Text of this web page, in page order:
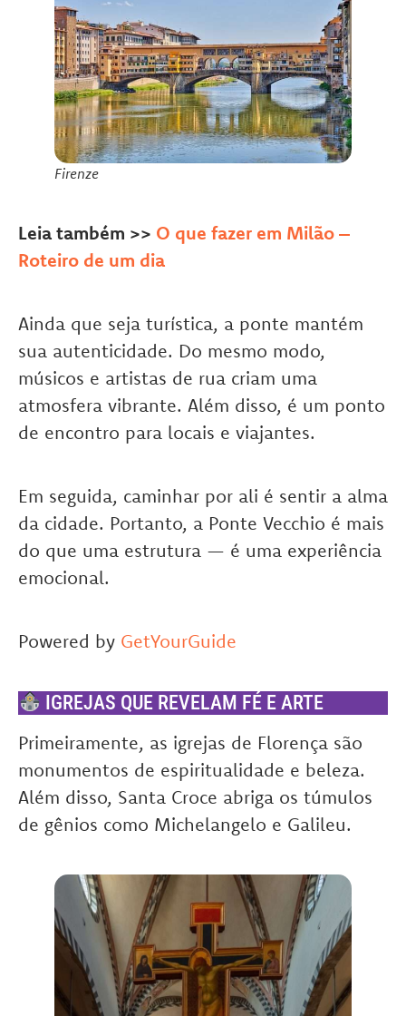
Firenze
Leia também >> O que fazer em Milão –
Roteiro de um dia
Ainda que seja turística, a ponte mantém
sua autenticidade. Do mesmo modo,
músicos e artistas de rua criam uma
atmosfera vibrante. Além disso, é um ponto
de encontro para locais e viajantes.
Em seguida, caminhar por ali é sentir a alma
da cidade. Portanto, a Ponte Vecchio é mais
do que uma estrutura — é uma experiência
emocional.
Powered by GetYourGuide
IGREJAS QUE REVELAM FÉ E ARTE
Primeiramente, as igrejas de Florença são
monumentos de espiritualidade e beleza.
Além disso, Santa Croce abriga os túmulos
de gênios como Michelangelo e Galileu.